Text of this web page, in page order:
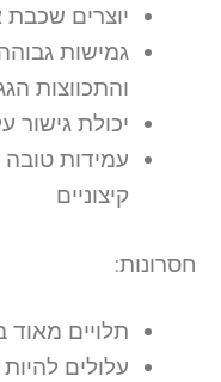
יוצרים
גמישות
והתכווצות
יכולת גישור
קיצוניים
חסרונות:
תלויים מאוד
עלולים